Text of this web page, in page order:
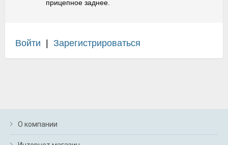
прицепное заднее.
Войти Зарегистрироваться
О компании